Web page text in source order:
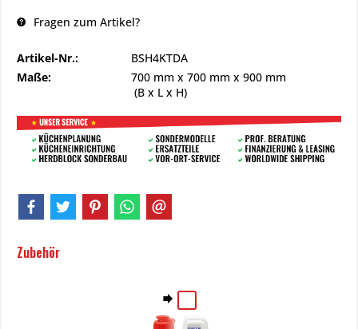
Fragen zum Artikel?
Artikel-Nr.:
BSH4KTDA
Maße:
700 mm x 700 mm x 900 mm
(B x L x H)
Zubehör